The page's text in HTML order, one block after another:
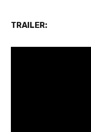
TRAILER: